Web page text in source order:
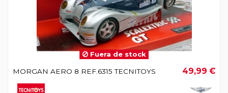
Fuera de stock
MORGAN AERO 8 REF.6315 TECNITOYS 49,99 €